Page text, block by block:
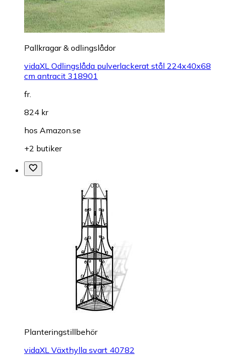
Pallkragar & odlingslådor
vidaXL Odlingslåda pulverlackerat stål 224x40x68
cm antracit 318901
fr.
824 kr
hos Amazon.se
+2 butiker
Planteringstillbehör
vidaXL Växthylla svart 40782